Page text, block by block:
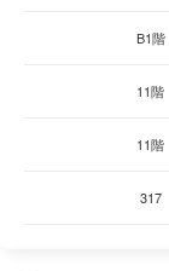
B1階
11階
11階
317